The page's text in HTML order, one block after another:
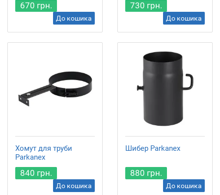
670 грн.
До кошика
730 грн.
До кошика
Хомут для труби
Parkanex
840 грн.
До кошика
Шибер Parkanex
880 грн.
До кошика